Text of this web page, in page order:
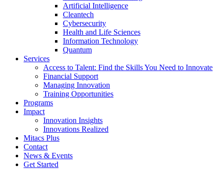
Artificial Intelligence
Cleantech
Cybersecurity
Health and Life Sciences
Information Technology
Quantum
Services
Access to Talent: Find the Skills You Need to Innovate
Financial Support
Managing Innovation
Training Opportunities
Programs
Impact
Innovation Insights
Innovations Realized
Mitacs Plus
Contact
News & Events
Get Started